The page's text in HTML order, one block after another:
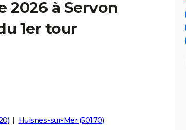
2026 à Servon
1er tour
Huisnes-sur-Mer (50170)